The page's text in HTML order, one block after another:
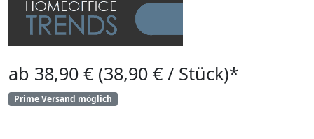
ab 38,90 € (38,90 € / Stück)*
Prime Versand möglich